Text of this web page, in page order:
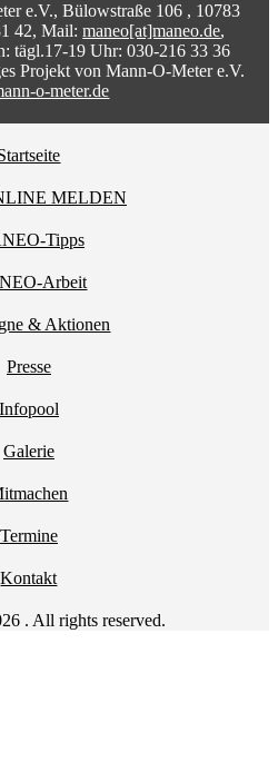
e.V., Bülowstraße 106 , 10783
42, Mail:maneo[at]maneo.de,
tägl.17-19 Uhr: 030-216 33 36
Projekt von Mann-O-Meter e.V.
o-meter.de
MELDEN
Tipps
Arbeit
& Aktionen
Presse
Infopool
Galerie
Termine
Kontakt
. All rights reserved.